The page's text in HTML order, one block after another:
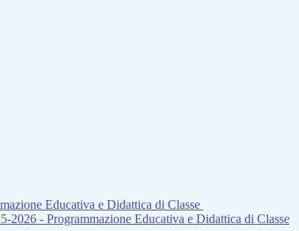
Educativa e Didattica di Classe
2026 - Programmazione Educativa e Didattica di Classe